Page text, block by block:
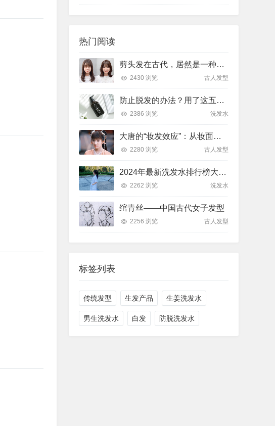
热门阅读
剪头发在古代，居然是一种酷刑？！
2430 浏览 古人发型
防止脱发的办法？用了这五款洗发水脱发走远了！
2386 浏览 洗发水
大唐的“妆发效应”：从妆面发型看唐朝国运盛衰
2280 浏览 古人发型
2024年最新洗发水排行榜大油头？稻草头？头屑多？头发塌？7款控油蓬松—顺滑留香—去屑滋养洗发水合集
2262 浏览 洗发水
绾青丝——中国古代女子发型
2256 浏览 古人发型
标签列表
传统发型 生发产品 生姜洗发水
男生洗发水 白发 防脱洗发水